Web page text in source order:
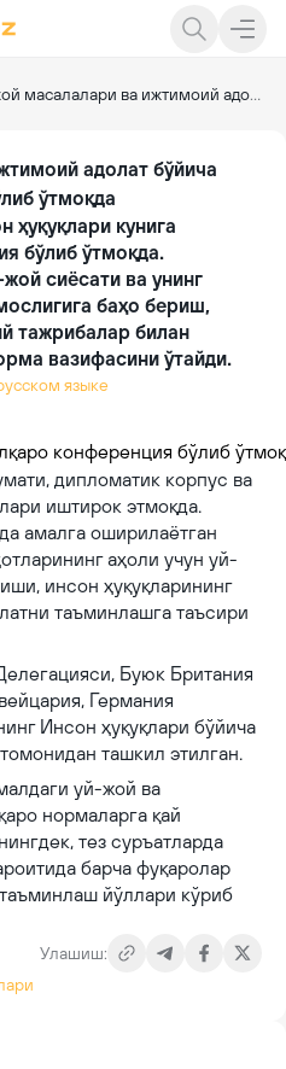
ва ижтимоий адолат бўйича халқаро конференция бўлиб ўтмоқда
адолат бўйича
ўтмоқда
ҳуқуқлари кунига
бўлиб ўтмоқда.
сиёсати ва унинг
баҳо бериш,
тажрибалар билан
вазифасини ўтайди.
языке
дипломатик корпус ва
иштирок этмоқда.
амалга оширилаётган
аҳоли учун уй-
инсон ҳуқуқларининг
таъминлашга таъсири
Буюк Британия
Германия
Инсон ҳуқуқлари бўйича
ташкил этилган.
уй-жой ва
нормаларга қай
тез суръатларда
барча фуқаролар
йўллари кўриб
Улашиш: